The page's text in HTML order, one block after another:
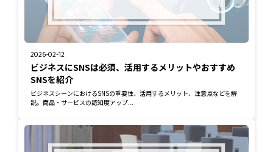
2026-02-12
ビジネスにSNSは必須、活用するメリットやおすすめ
SNSを紹介
ビジネスシーンにおけるSNSの重要性、活用するメリット、注意点などを解
説。商品・サービスの認知度アップ...